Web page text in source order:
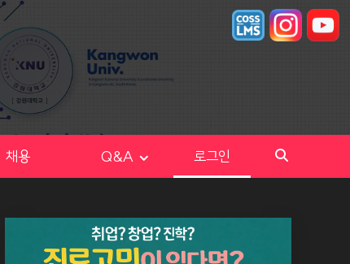
채용 Q&A 로그인